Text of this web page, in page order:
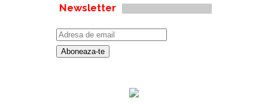
Newsletter